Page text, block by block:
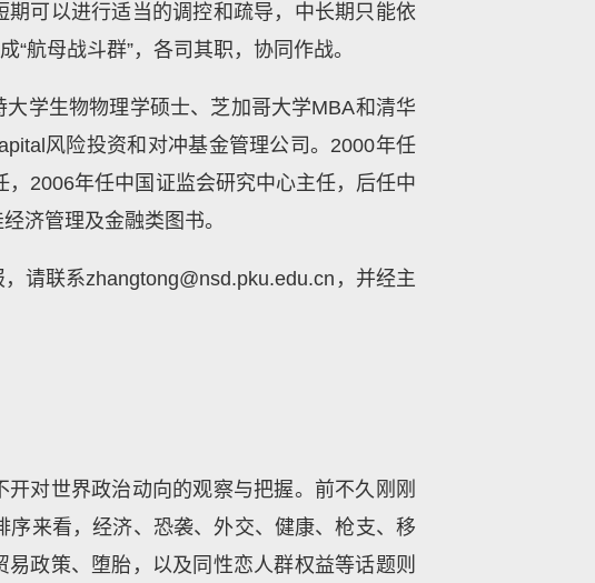
可以进行适当的调控和疏导，中长期只能依
航母战斗群”，各司其职，协同作战。
学生物物理学硕士、芝加哥大学MBA和清华
风险投资和对冲基金管理公司。2000年任
2006年任中国证监会研究中心主任，后任中
济管理及金融类图书。
请联系zhangtong@nsd.pku.edu.cn，并经主
对世界政治动向的观察与把握。前不久刚刚
来看，经济、恐袭、外交、健康、枪支、移
政策、堕胎，以及同性恋人群权益等话题则